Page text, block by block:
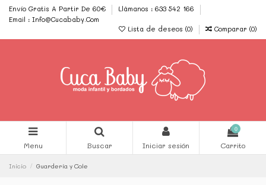
Envío Gratis A Partir De 60€
Llámanos : 633 542 166
Email : Info@Cucababy.Com
Lista de deseos (0) Comparar (0)
Menu Buscar Iniciar sesión
0
Carrito
Inicio Guardería y Cole